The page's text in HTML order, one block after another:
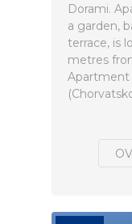
Dorami.
a garden,
terrace, is
metres
Apartment